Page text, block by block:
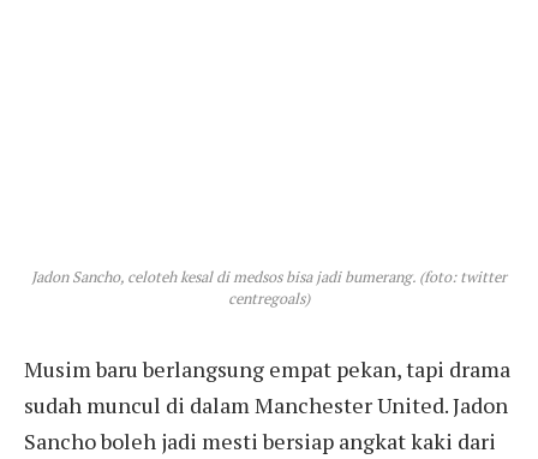
Jadon Sancho, celoteh kesal di medsos bisa jadi bumerang. (foto: twitter
centregoals)
Musim baru berlangsung empat pekan, tapi drama
sudah muncul di dalam Manchester United. Jadon
Sancho boleh jadi mesti bersiap angkat kaki dari